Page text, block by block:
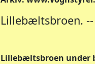
Lillebæltsbroen. --
Lillebæltsbroen under